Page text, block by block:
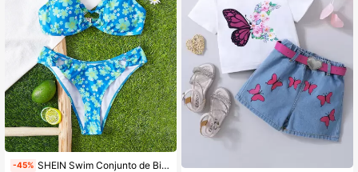
-45% SHEIN Swim Conjunto de Bikini de playa de verano con estampado floral completo y enlace de anillo